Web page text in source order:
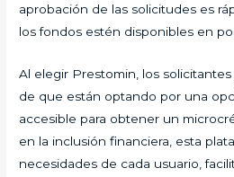
aprobación de las solicitudes es
los fondos estén disponibles en
Al elegir Prestomin, los
de que están optando por una
accesible para obtener un
en la inclusión financiera, esta
necesidades de cada usuario,